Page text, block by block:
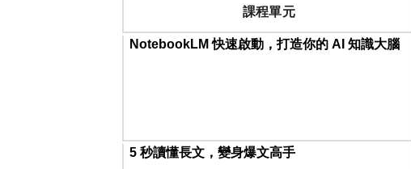
課程單元
NotebookLM快速啟動，打造你的 AI知識大腦
5秒讀懂長文，變身爆文高手